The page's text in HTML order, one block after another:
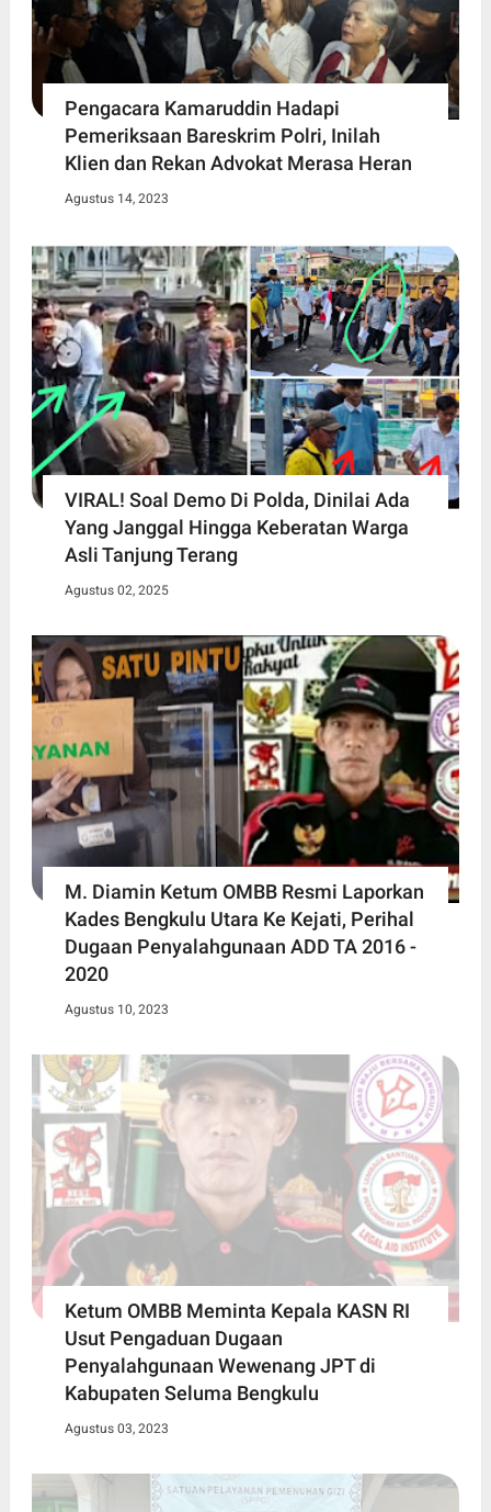
Pengacara Kamaruddin Hadapi
Pemeriksaan Bareskrim Polri, Inilah
Klien dan Rekan Advokat Merasa Heran
Agustus 14, 2023
VIRAL! Soal Demo Di Polda, Dinilai Ada
Yang Janggal Hingga Keberatan Warga
Asli Tanjung Terang
Agustus 02, 2025
M. Diamin Ketum OMBB Resmi Laporkan
Kades Bengkulu Utara Ke Kejati, Perihal
Dugaan Penyalahgunaan ADD TA 2016 -
2020
Agustus 10, 2023
Ketum OMBB Meminta Kepala KASN RI
Usut Pengaduan Dugaan
Penyalahgunaan Wewenang JPT di
Kabupaten Seluma Bengkulu
Agustus 03, 2023